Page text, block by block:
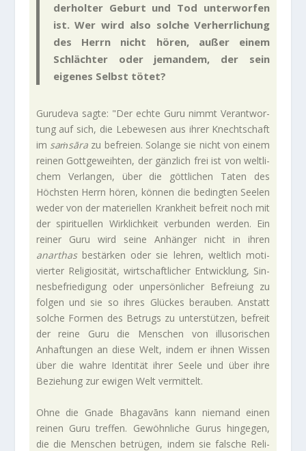
der­holter Geburt und Tod unter­worfen
ist. Wer wird also solche Ver­herr­li­chung
des Herrn nicht hören, außer einem
Schlächter oder jemandem, der sein
eigenes Selbst tötet?
Guru­deva sagte: "Der echte Guru nimmt Ver­ant­wor­
tung auf sich, die Lebe­wesen aus ihrer Knecht­schaft
im saṁsārazu befreien. Solange sie nicht von einem
reinen Gott­ge­weihten, der gänz­lich frei ist von welt­li­
chem Ver­langen, über die gött­li­chen Taten des
Höch­sten Herrn hören, können die bedingten Seelen
weder von der mate­ri­ellen Krank­heit befreit noch mit
der spi­ri­tu­ellen Wirk­lich­keit ver­bunden werden. Ein
reiner Guru wird seine Anhänger nicht in ihren
anarthasbestärken oder sie lehren, welt­lich moti­
vierter Reli­gio­sität, wirt­schaft­li­cher Ent­wick­lung, Sin­
nes­be­frie­di­gung oder unper­sön­li­cher Befreiung zu
folgen und sie so ihres Glückes berauben. Anstatt
solche Formen des Betrugs zu unter­stützen, befreit
der reine Guru die Men­schen von illu­so­ri­schen
Anhaf­tungen an diese Welt, indem er ihnen Wissen
über die wahre Iden­tität ihrer Seele und über ihre
Bezie­hung zur ewigen Welt vermittelt.
Ohne die Gnade Bha­ga­vāns kann nie­mand einen
reinen Guru treffen. Gewöhn­liche Gurus hin­gegen,
die die Men­schen betrügen, indem sie fal­sche Reli­